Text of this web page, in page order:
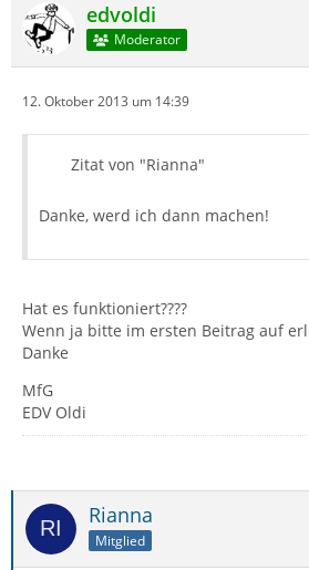
edvoldi
Moderator
12. Oktober 2013 um 14:39
Zitat von "Rianna"
Danke, werd ich dann machen!
Hat es funktioniert????
Wenn ja bitte im ersten Beitrag auf
Danke
MfG
EDV Oldi
Rianna
Mitglied